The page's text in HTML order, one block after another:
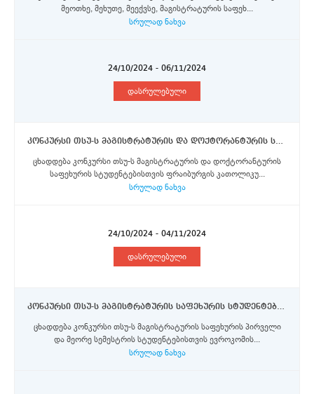
მეოთხე, მეხუთე, მეექვსე, მაგისტრატურის საფეხ...
სრულად ნახვა
24/10/2024 - 06/11/2024
დასრულებული
კონკურსი თსუ-ს მაგისტრატურის და დოქტორანტურის საფეხურის სტუდენტებისთვის ფრაიბურგის კათოლიკურ უნივერსიტეტში ორმხრივი თანამშრომლობის ფარგლებში გაცვლითი პროგრამის სტიპენდიების მოსაპოვებლად
ცხადდება კონკურსი თსუ-ს მაგისტრატურის და დოქტორანტურის
საფეხურის სტუდენტებისთვის ფრაიბურგის კათოლიკუ...
სრულად ნახვა
24/10/2024 - 04/11/2024
დასრულებული
კონკურსი თსუ-ს მაგისტრატურის საფეხურის სტუდენტებისთვის ლილის კათოლიკურ უნივერსიტეტში ერაზმუს+ პროგრამის სტიპენდიების მოსაპოვებლად
ცხადდება კონკურსი თსუ-ს მაგისტრატურის საფეხურის პირველი
და მეორე სემესტრის სტუდენტებისთვის ევროკომის...
სრულად ნახვა